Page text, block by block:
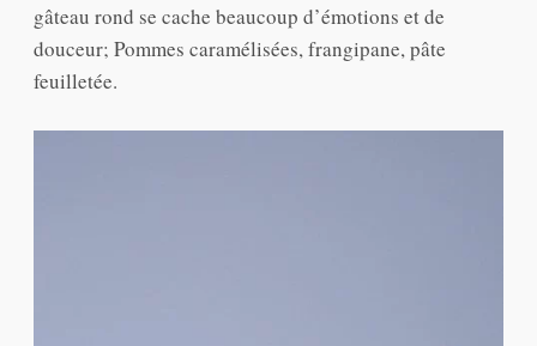
gâteau rond se cache beaucoup d’émotions et de
douceur; Pommes caramélisées, frangipane, pâte
feuilletée.